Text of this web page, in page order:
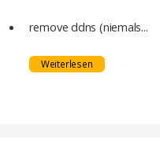
remove ddns (niemals...
Weiterlesen